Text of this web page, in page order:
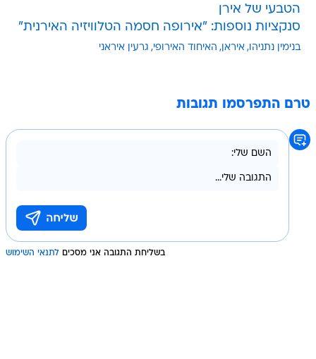
הטבעי של אירן
סנקציות נוספות: "אירופה חסמה הטלוויזיה האירנית"
בנימין נתניהו איראן האיחוד האירופי גרעין איראני
טרם התפרסמו תגובות
בשליחת התגובה אני מסכים לתנאי השימוש